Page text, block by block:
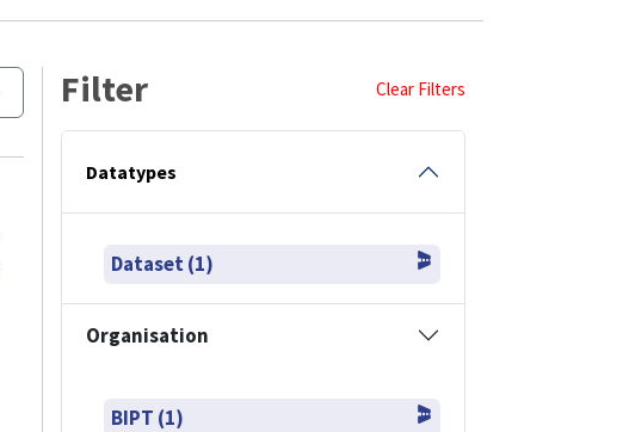
Filter Clear Filters
Datatypes
Dataset (1)
Organisation
BIPT (1)